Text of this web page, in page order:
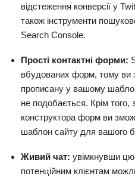
відстеження конверсії у
також інструменти
Search Console.
Прості контактні форми:
вбудованих форм, тому ви
прописану у вашому
не подобається. Крім того,
конструктора форм ви
шаблон сайту для вашого
Живий чат: увімкнувши
потенційним клієнтам